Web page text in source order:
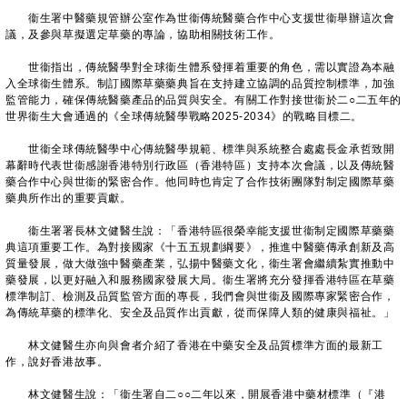
衞生署中醫藥規管辦公室作為世衞傳統醫藥合作中心支援世衞舉辦這次會
議，及參與草擬選定草藥的專論，協助相關技術工作。
世衞指出，傳統醫學對全球衞生體系發揮着重要的角色，需以實證為本融
入全球衞生體系。制訂國際草藥藥典旨在支持建立協調的品質控制標準，加強
監管能力，確保傳統醫藥產品的品質與安全。有關工作對接世衞於二○二五年的
世界衞生大會通過的《全球傳統醫學戰略2025-2034》的戰略目標二。
世衞全球傳統醫學中心傳統醫學規範、標準與系統整合處處長金承哲致開
幕辭時代表世衞感謝香港特別行政區（香港特區）支持本次會議，以及傳統醫
藥合作中心與世衞的緊密合作。他同時也肯定了合作技術團隊對制定國際草藥
藥典所作出的重要貢獻。
衞生署署長林文健醫生說：「香港特區很榮幸能支援世衞制定國際草藥藥
典這項重要工作。為對接國家《十五五規劃綱要》，推進中醫藥傳承創新及高
質量發展，做大做強中醫藥產業，弘揚中醫藥文化，衞生署會繼續紮實推動中
藥發展，以更好融入和服務國家發展大局。衞生署將充分發揮香港特區在草藥
標準制訂、檢測及品質監管方面的專長，我們會與世衞及國際專家緊密合作，
為傳統草藥的標準化、安全及品質作出貢獻，從而保障人類的健康與福祉。」
林文健醫生亦向與會者介紹了香港在中藥安全及品質標準方面的最新工
作，說好香港故事。
林文健醫生說：「衞生署自二○○二年以來，開展香港中藥材標準（『港